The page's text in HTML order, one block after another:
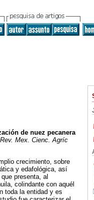
de nuez pecanera
Rev. Mex. Cienc. Agríc
crecimiento, sobre
y edafológica, así
presenta, al
colindante con aquél
toda la entidad y es